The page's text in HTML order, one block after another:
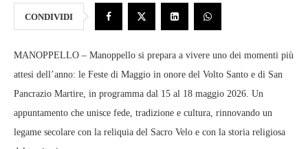
CONDIVIDI
MANOPPELLO – Manoppello si prepara a vivere uno dei momenti più
attesi dell’anno: le Feste di Maggio in onore del Volto Santo e di San
Pancrazio Martire, in programma dal 15 al 18 maggio 2026. Un
appuntamento che unisce fede, tradizione e cultura, rinnovando un
legame secolare con la reliquia del Sacro Velo e con la storia religiosa